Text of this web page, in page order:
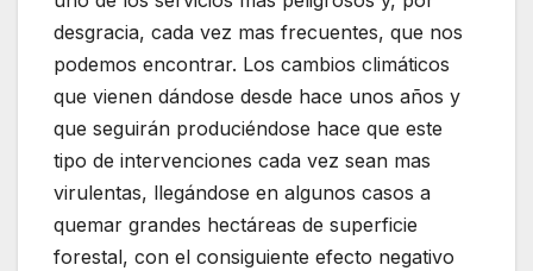
desgracia, cada vez mas frecuentes, que nos
podemos encontrar. Los cambios climáticos
que vienen dándose desde hace unos años y
que seguirán produciéndose hace que este
tipo de intervenciones cada vez sean mas
virulentas, llegándose en algunos casos a
quemar grandes hectáreas de superficie
forestal, con el consiguiente efecto negativo